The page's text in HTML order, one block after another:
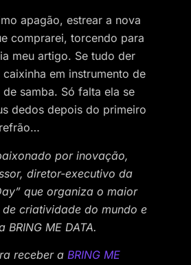
apagão, estrear a nova
comprarei, torcendo para
meu artigo. Se tudo der
em instrumento de
samba. Só falta ela se
dedos depois do primeiro
refrão…
por inovação,
diretor-executivo da
que organiza o maior
criatividade do mundo e
BRING ME DATA.
receber a BRING ME